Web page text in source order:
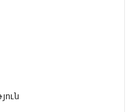
անասելի ցավ եմ զգում.
ինքնաբացարկ